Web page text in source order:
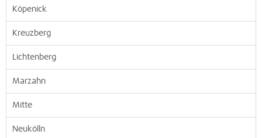
Köpenick
Kreuzberg
Lichtenberg
Marzahn
Mitte
Neukölln